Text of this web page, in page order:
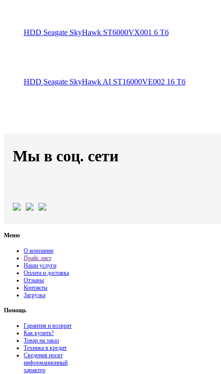
HDD Seagate SkyHawk ST6000VX001 6 Тб
HDD Seagate SkyHawk AI ST16000VE002 16 Тб
Мы в соц. сети
Меню
О компании
Прайс лист
Наши услуги
Оплата и доставка
Отзывы
Контакты
Загрузка
Помощь
Гарантия и возврат
Как купить?
Товар на заказ
Техника в кредит
Сведения носят
информационный
характер